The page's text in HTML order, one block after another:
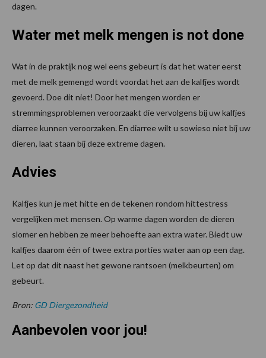
dagen.
Water met melk mengen is not done
Wat in de praktijk nog wel eens gebeurt is dat het water eerst
met de melk gemengd wordt voordat het aan de kalfjes wordt
gevoerd. Doe dit niet! Door het mengen worden er
stremmingsproblemen veroorzaakt die vervolgens bij uw kalfjes
diarree kunnen veroorzaken. En diarree wilt u sowieso niet bij uw
dieren, laat staan bij deze extreme dagen.
Advies
Kalfjes kun je met hitte en de tekenen rondom hittestress
vergelijken met mensen. Op warme dagen worden de dieren
slomer en hebben ze meer behoefte aan extra water. Biedt uw
kalfjes daarom één of twee extra porties water aan op een dag.
Let op dat dit naast het gewone rantsoen (melkbeurten) om
gebeurt.
Bron: GD Diergezondheid
Aanbevolen voor jou!